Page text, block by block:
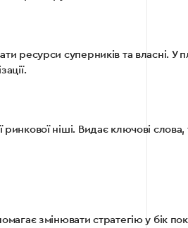
ресурси суперників та власні. У
ніші. Видає ключові слова,
змінювати стратегію у бік